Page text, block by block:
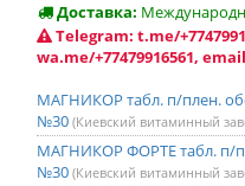
Доставка:
Telegram: t.me/
wa.me/+77479916561,
МАГНИКОР табл. п/плен.
№30 (Киевский витаминный
МАГНИКОР ФОРТЕ табл. п/
№30 (Киевский витаминный